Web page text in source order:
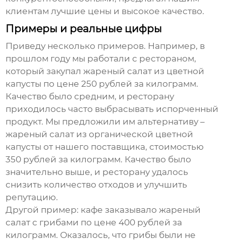
клиентам лучшие цены и высокое качество.
Примеры и реальные цифры
Приведу несколько примеров. Например, в
прошлом году мы работали с рестораном,
который закупалжареный салат из цветной
капусты по цене 250 рублей за килограмм.
Качество было средним, и ресторану
приходилось часто выбрасывать испорченный
продукт. Мы предложили им альтернативу –
жареный салат из органической цветной
капусты от нашего поставщика, стоимостью
350 рублей за килограмм. Качество было
значительно выше, и ресторану удалось
снизить количество отходов и улучшить
репутацию.
Другой пример: кафе заказываложареный
салат с грибами по цене 400 рублей за
килограмм. Оказалось, что грибы были не